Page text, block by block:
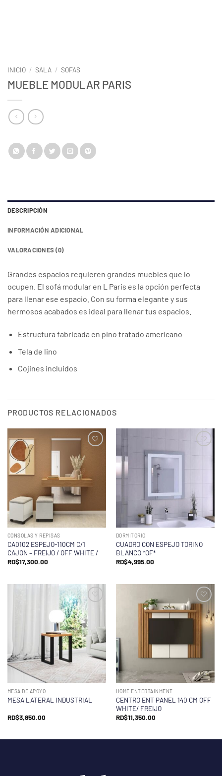
INICIO / SALA / SOFAS
MUEBLE MODULAR PARIS
DESCRIPCIÓN
INFORMACIÓN ADICIONAL
VALORACIONES (0)
Grandes espacios requieren grandes muebles que lo
ocupen. El sofá modular en L Paris es la opción perfecta
para llenar ese espacio. Con su forma elegante y sus
hermosos acabados es ideal para llenar tus espacios.
Estructura fabricada en pino tratado americano
Tela de lino
Cojines incluidos
PRODUCTOS RELACIONADOS
CONSOLAS Y REPISAS
CA0102 ESPEJO-110CM C/1
CAJON – FREIJO / OFF WHITE /
RD$17,300.00
DORMITORIO
CUADRO CON ESPEJO TORINO
BLANCO *OF*
RD$4,995.00
MESA DE APOYO
MESA LATERAL INDUSTRIAL
RD$3,850.00
HOME ENTERTAINMENT
CENTRO ENT PANEL 140 CM OFF
WHITE/ FREIJO
RD$11,350.00